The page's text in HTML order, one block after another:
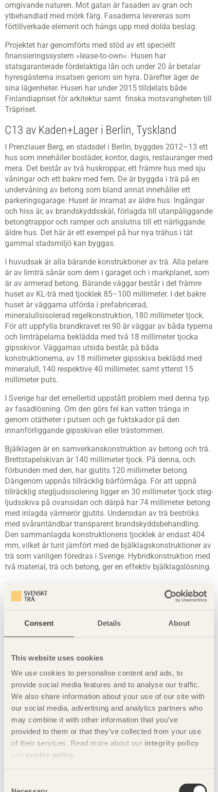
Consent Details About
This website uses cookies
We use cookies to personalise content and ads, to
provide social media features and to analyse our traffic.
We also share information about your use of our site with
our social media, advertising and analytics partners who
may combine it with other information that you’ve
provided to them or that they’ve collected from your use
of their services. Read more about our integrity policy
and cookie policy
omgivande naturen. Mot gatan är fasaden av gran och
ytbehandlad med mörk färg. Fasaderna levereras som
förtillverkade element och hängs upp med dolda beslag.
Projektet har genomförts med stöd av ett speciellt
finansieringssystem »lease-to-own«. Husen har
statsgaranterade fördelaktiga lån och under 20 år betalar
hyresgästerna insatsen genom sin hyra. Därefter äger de
sina lägenheter. Husen har under 2015 tilldelats både
Finlandiapriset för arkitektur samt finska motsvarigheten till
Träpriset.
C13 av Kaden+Lager i Berlin, Tyskland
I Prenzlauer Berg, en stadsdel i Berlin, byggdes 2012–13 ett
hus som innehåller bostäder, kontor, dagis, restauranger med
mera. Det består av två huskroppar, ett främre hus med sju
våningar och ett bakre med fem. De är byggda i trä på en
undervåning av betong som bland annat innehåller ett
parkeringsgarage. Huset är inramat av äldre hus. Ingångar
och hiss är, av brandskyddsskäl, förlagda till utanpåliggande
betongtrappor och ramper och anslutna till ett närliggande
äldre hus. Det här är ett exempel på hur nya trähus i tät
gammal stadsmiljö kan byggas.
I huvudsak är alla bärande konstruktioner av trä. Alla pelare
är av limträ sånär som dem i garaget och i markplanet, som
är av armerad betong. Bärande väggar består i det främre
huset av KL-trä med tjocklek 85–100 millimeter. I det bakre
huset är väggarna utförda i prefabricerad,
mineralullsisolerad regelkonstruktion, 180 millimeter tjock.
För att uppfylla brandkravet rei 90 är väggar av båda typerna
och limträpelarna beklädda med två 18 millimeter tjocka
gipsskivor. Väggarnas utsida består, på båda
konstruktionerna, av 18 millimeter gipsskiva beklädd med
mineralull, 140 respektive 40 millimeter, samt ytterst 15
millimeter puts.
I Sverige har det emellertid uppstått problem med denna typ
av fasadlösning. Om den görs fel kan vatten tränga in
genom otätheter i putsen och ge fuktskador på den
innanförliggande gipsskivan eller trästommen.
Bjälklagen är en samverkanskonstruktion av betong och trä.
Brettstapelskivan är 140 millimeter tjock. På denna, och
förbunden med den, har gjutits 120 millimeter betong.
Därigenom uppnås tillräcklig bärförmåga. För att uppnå
tillräcklig stegljuds­isolering ligger en 30 millimeter tjock steg­
ljudsskiva på ovansidan och därpå har 74 millimeter betong
med inlagda värmerör gjutits. Undersidan av trä beströks
med svårantändbar transparent brandskyddsbehandling.
Den sammanlagda konstruktionens tjocklek är endast 404
mm, vilket är tunt jämfört med de bjälklagskonstruktioner av
trä som vanligen föredras i Sverige. Hybridkonstruktion med
två material, trä och betong, ger en effektiv bjälklagslösning.
The Cube av Hawkins\Brown i London,
Storbritannien
Storbritanniens högsta trähus ligger på Wenlock Road i
Arkitekturen är iögonfallande. Våningsplanen är
korsformade med något förskjutna armar. Genom att vrida
dem parvis hindras insyn från grannarna samtidigt som det
skapas terrasser med olika orientering. Lägenheterna får
genom sina stora fönster ett stort och naturligt ljusinsläpp.
Till en kärna av betong har trappor och hissar förlagts. Huset
i övrigt är byggt med en så kallad hybrid kl-träkonstruktion.
Stålramar innesluter skivor av kl-trä och de är förenade
genom starka beslag. Detta är ett sätt att bygga som lämpar
samtidigt som den ger mycket lägre emission av koldioxid